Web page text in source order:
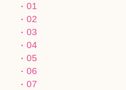
01
02
03
04
05
06
07